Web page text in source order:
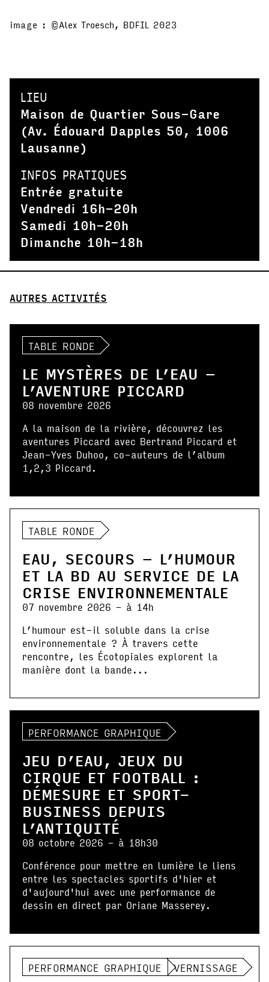
image : ©Alex Troesch, BDFIL 2023
LIEU
Maison de Quartier Sous-Gare
(Av. Édouard Dapples 50, 1006
Lausanne)
INFOS PRATIQUES
Entrée gratuite
Vendredi 16h-20h
Samedi 10h-20h
Dimanche 10h-18h
AUTRES ACTIVITÉS
TABLE RONDE
LE MYSTÈRES DE L’EAU –
L’AVENTURE PICCARD
08 novembre 2026
A la maison de la rivière, découvrez les
aventures Piccard avec Bertrand Piccard et
Jean-Yves Duhoo, co-auteurs de l’album
1,2,3 Piccard.
TABLE RONDE
EAU, SECOURS – L’HUMOUR
ET LA BD AU SERVICE DE LA
CRISE ENVIRONNEMENTALE
07 novembre 2026 - à 14h
L’humour est-il soluble dans la crise
environnementale ? À travers cette
rencontre, les Écotopiales explorent la
manière dont la bande...
PERFORMANCE GRAPHIQUE
JEU D’EAU, JEUX DU
CIRQUE ET FOOTBALL :
DÉMESURE ET SPORT-
BUSINESS DEPUIS
L’ANTIQUITÉ
08 octobre 2026 - à 18h30
Conférence pour mettre en lumière le liens
entre les spectacles sportifs d'hier et
d'aujourd'hui avec une performance de
dessin en direct par Oriane Masserey.
PERFORMANCE GRAPHIQUE VERNISSAGE